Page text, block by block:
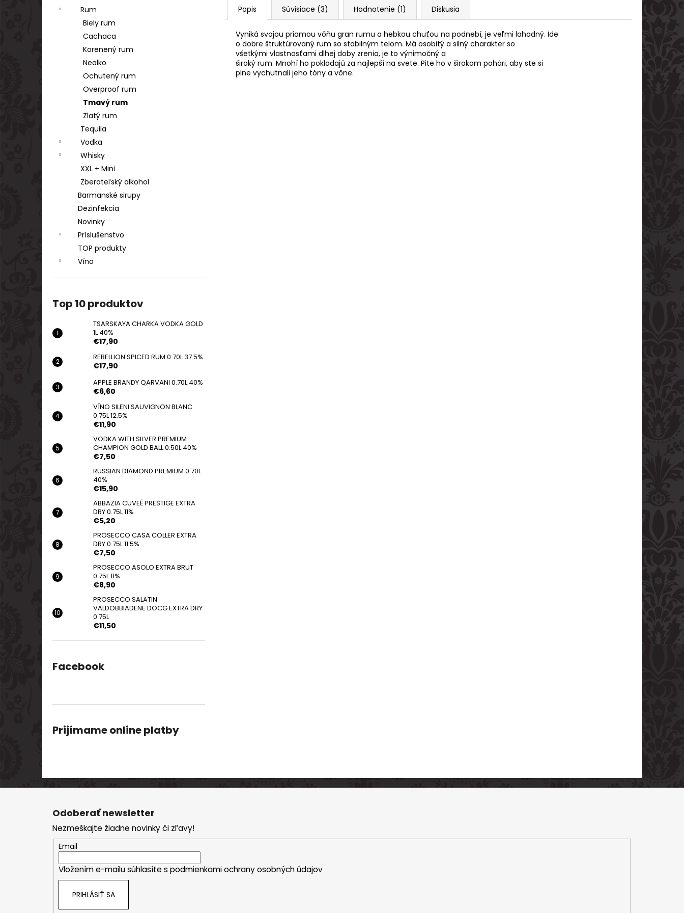
Rum
Biely rum
Cachaca
Korenený rum
Nealko
Ochutený rum
Overproof rum
Tmavý rum
Zlatý rum
Tequila
Vodka
Whisky
XXL + Mini
Zberateľský alkohol
Barmanské sirupy
Dezinfekcia
Novinky
Príslušenstvo
TOP produkty
Víno
Top 10 produktov
TSARSKAYA CHARKA VODKA GOLD
1L 40%
€17,90
REBELLION SPICED RUM 0.70L 37.5%
€17,90
APPLE BRANDY QARVANI 0.70L 40%
€6,60
VÍNO SILENI SAUVIGNON BLANC
0.75L 12.5%
€11,90
VODKA WITH SILVER PREMIUM
CHAMPION GOLD BALL 0.50L 40%
€7,50
RUSSIAN DIAMOND PREMIUM 0.70L
40%
€15,90
ABBAZIA CUVEÉ PRESTIGE EXTRA
DRY 0.75L 11%
€5,20
PROSECCO CASA COLLER EXTRA
DRY 0.75L 11.5%
€7,50
PROSECCO ASOLO EXTRA BRUT
0.75L 11%
€8,90
PROSECCO SALATIN
VALDOBBIADENE DOCG EXTRA DRY
0.75L
€11,50
Facebook
Prijímame online platby
Popis Súvisiace (3) Hodnotenie (1) Diskusia
Vyniká svojou priamou vôňu gran rumu a hebkou chuťou na podnebí, je veľmi lahodný. Ide
o dobre štruktúrovaný rum so stabilným telom. Má osobitý a silný charakter so
všetkými vlastnosťami dlhej doby zrenia, je to výnimočný a
široký rum. Mnohí ho pokladajú za najlepší na svete. Pite ho v širokom pohári, aby ste si
plne vychutnali jeho tóny a vône.
Z
Odoberať newsletter
Nezmeškajte žiadne novinky či zľavy!
Email
Vložením e-mailu súhlasíte s podmienkami ochrany osobných údajov
PRIHLÁSIŤ SA